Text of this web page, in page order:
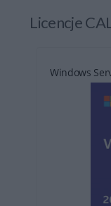
Licencje
Windows